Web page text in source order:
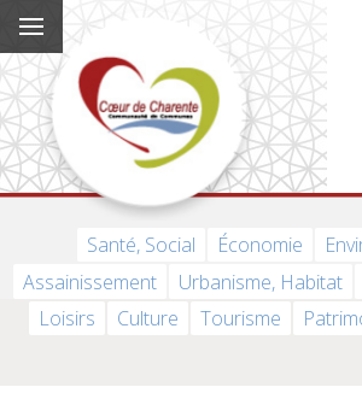
Santé, Social Économie
Assainissement
Urbanisme, Habitat
Loisirs
Culture Tourisme